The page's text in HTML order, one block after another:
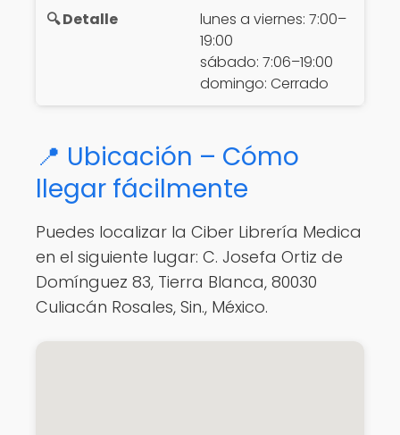
lunes a viernes: 7:00–
19:00
sábado: 7:06–19:00
domingo: Cerrado
📍 Ubicación – Cómo
llegar fácilmente
Puedes localizar la Ciber Librería Medica
en el siguiente lugar: C. Josefa Ortiz de
Domínguez 83, Tierra Blanca, 80030
Culiacán Rosales, Sin., México.